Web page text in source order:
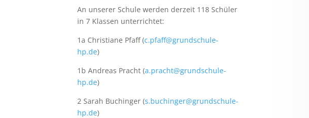
An unserer Schule werden derzeit 118 Schüler
in 7 Klassen unterrichtet:
1a Christiane Pfaff (c.pfaff@grundschule-
hp.de)
1b Andreas Pracht (a.pracht@grundschule-
hp.de)
2 Sarah Buchinger (s.buchinger@grundschule-
hp.de)